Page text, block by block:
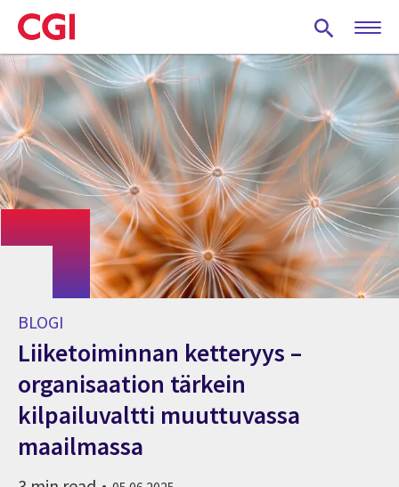
Skip
to
main
content
BLOGI
Liiketoiminnan ketteryys –
organisaation tärkein
kilpailuvaltti muuttuvassa
maailmassa